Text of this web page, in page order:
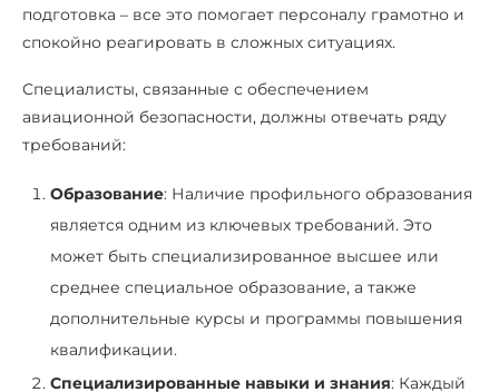
подготовка – все это помогает персоналу грамотно и
спокойно реагировать в сложных ситуациях.
Специалисты, связанные с обеспечением
авиационной безопасности, должны отвечать ряду
требований:
Образование: Наличие профильного образования
является одним из ключевых требований. Это
может быть специализированное высшее или
среднее специальное образование, а также
дополнительные курсы и программы повышения
квалификации.
Специализированные навыки и знания: Каждый